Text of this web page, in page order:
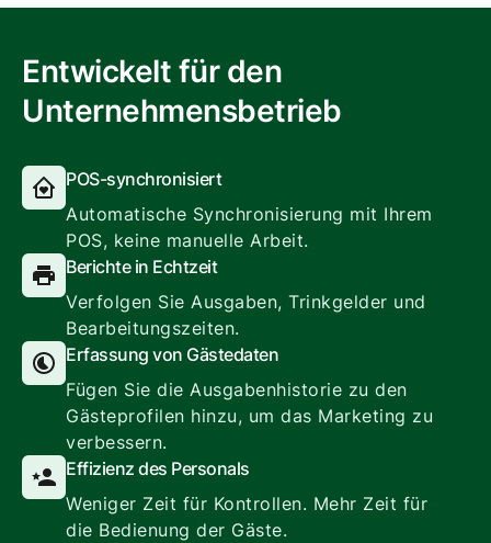
Entwickelt für den
Unternehmensbetrieb
POS-synchronisiert
Automatische Synchronisierung mit Ihrem
POS, keine manuelle Arbeit.
Berichte in Echtzeit
Verfolgen Sie Ausgaben, Trinkgelder und
Bearbeitungszeiten.
Erfassung von Gästedaten
Fügen Sie die Ausgabenhistorie zu den
Gästeprofilen hinzu, um das Marketing zu
verbessern.
Effizienz des Personals
Weniger Zeit für Kontrollen. Mehr Zeit für
die Bedienung der Gäste.